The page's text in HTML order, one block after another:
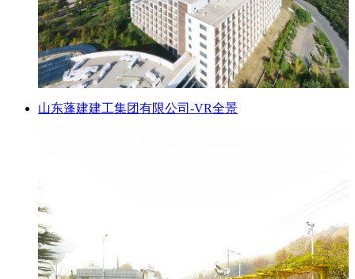
山东蓬建建工集团有限公司-VR全景